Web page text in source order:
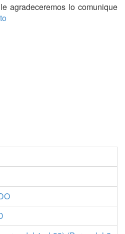
agradeceremos lo comunique